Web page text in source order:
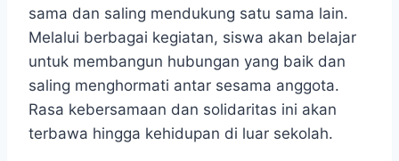
sama dan saling mendukung satu sama lain.
Melalui berbagai kegiatan, siswa akan belajar
untuk membangun hubungan yang baik dan
saling menghormati antar sesama anggota.
Rasa kebersamaan dan solidaritas ini akan
terbawa hingga kehidupan di luar sekolah.